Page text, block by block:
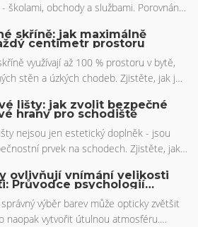
školami, obchody a službami. Porovnání
před přestěhováním.
skříně: jak maximálně
centimetr prostoru
využívají až 100 % prostoru v bytě,
stěn a úzkých chodeb. Zjistěte, jak je
lišty: jak zvolit bezpečné
hrany pro schodiště
nejsou jen estetický doplněk - jsou
prvek na schodech. Zjistěte, jak
chybám při instalaci.
ovlivňují vnímání velikosti
Průvodce psychologií
výběr barev může opticky zvětšit
naopak vytvořit útulnou atmosféru.